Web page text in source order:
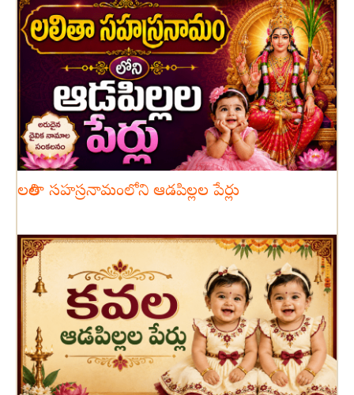
లలితా సహస్రనామంలోని ఆడపిల్లల పేర్లు